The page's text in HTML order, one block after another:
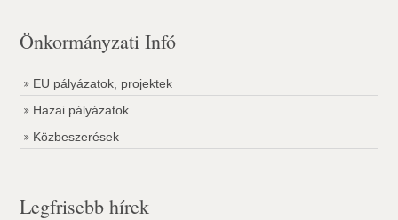
Önkormányzati Infó
EU pályázatok, projektek
Hazai pályázatok
Közbeszerések
Legfrisebb hírek